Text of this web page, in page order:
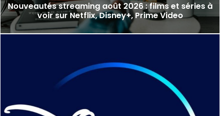
Nouveautés streaming août 2026 : films et séries à
voir sur Netflix, Disney+, Prime Video